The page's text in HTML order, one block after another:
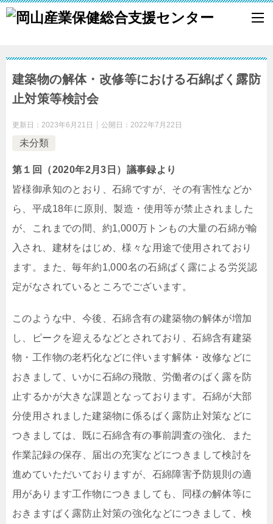
建築物の解体・改修等における石綿ばく露防
止対策等検討会
更新日： 2023年6月21日 公開日： 2022年7月22日
未分類
第１回（2020年2月3日）議事録より
皆様御承知のとおり、石綿ですが、その有害性などか
ら、平成18年に原則、製造・使用等が禁止されました
が、これまでの間、約1,000万トンもの大量の石綿が輸
入され、建材をはじめ、様々な用途で使用されており
ます。また、毎年約1,000名の石綿ばく露による労災認
定がなされているところでございます。
このような中、今後、石綿含有の建築物の解体が増加
し、ピークを迎えるなどとされており、石綿含有建築
物・工作物の老朽化などに伴います解体・改修などに
おきまして、いかに石綿の飛散、労働者のばく露を防
止するかが大きな課題となっております。石綿が大部
分使用されました建築物に係るばく露防止対策などに
つきましては、既に石綿含有の事前調査の強化、また
作業記録の保存、届出の充実などにつきまして検討を
進めていただいておりますが、石綿障害予防規則の適
用があります工作物につきましても、同様の解体等に
おきますばく露防止対策の強化などにつきまして、検